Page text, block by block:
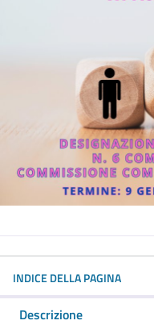
INDICE DELLA PAGINA
Descrizione